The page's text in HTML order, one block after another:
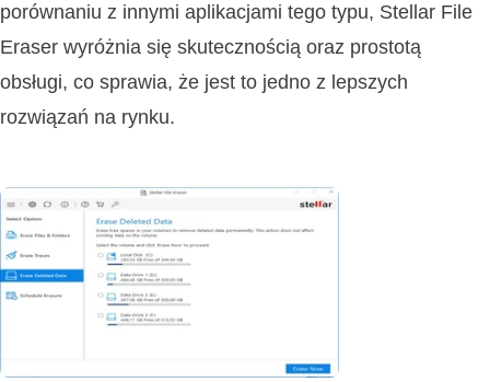
porównaniu z innymi aplikacjami tego typu, Stellar File
Eraser wyróżnia się skutecznością oraz prostotą
obsługi, co sprawia, że jest to jedno z lepszych
rozwiązań na rynku.